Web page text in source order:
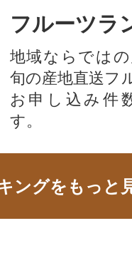
フルーツラ
地域ならでは
旬の産地直送フ
お申し込み件
す。
ングをもっと